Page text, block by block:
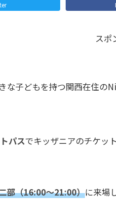
スポ
な子どもを持つ関西在住の
パスでキッザニアのチケッ
部（16:00～21:00）に来場